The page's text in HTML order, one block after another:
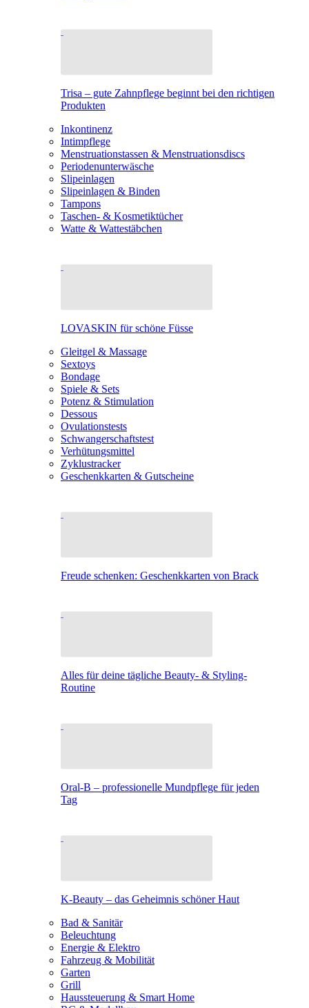
Trisa – gute Zahnpflege beginnt bei den richtigen
Produkten
Inkontinenz
Intimpflege
Menstruationstassen & Menstruationsdiscs
Periodenunterwäsche
Slipeinlagen
Slipeinlagen & Binden
Tampons
Taschen- & Kosmetiktücher
Watte & Wattestäbchen
LOVASKIN für schöne Füsse
Gleitgel & Massage
Sextoys
Bondage
Spiele & Sets
Potenz & Stimulation
Dessous
Ovulationstests
Schwangerschaftstest
Verhütungsmittel
Zyklustracker
Geschenkkarten & Gutscheine
Freude schenken: Geschenkkarten von Brack
Alles für deine tägliche Beauty- & Styling-
Routine
Oral-B – professionelle Mundpflege für jeden
Tag
K-Beauty – das Geheimnis schöner Haut
Bad & Sanitär
Beleuchtung
Energie & Elektro
Fahrzeug & Mobilität
Garten
Grill
Haussteuerung & Smart Home